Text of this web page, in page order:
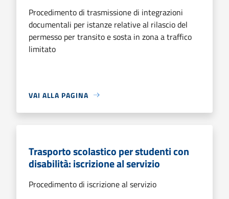
Procedimento di trasmissione di integrazioni
documentali per istanze relative al rilascio del
permesso per transito e sosta in zona a traffico
limitato
VAI ALLA PAGINA
Trasporto scolastico per studenti con
disabilità: iscrizione al servizio
Procedimento di iscrizione al servizio